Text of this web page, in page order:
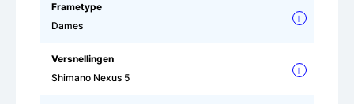
Frametype
Dames
i
Versnellingen
Shimano Nexus 5
i